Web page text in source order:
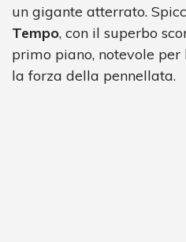
un gigante atterrato.
Tempo, con il superbo
primo piano, notevole
la forza della pennellata.